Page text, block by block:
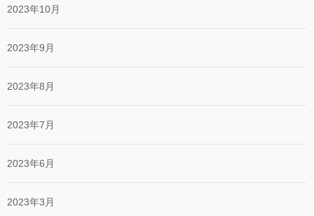
2023年10月
2023年9月
2023年8月
2023年7月
2023年6月
2023年3月